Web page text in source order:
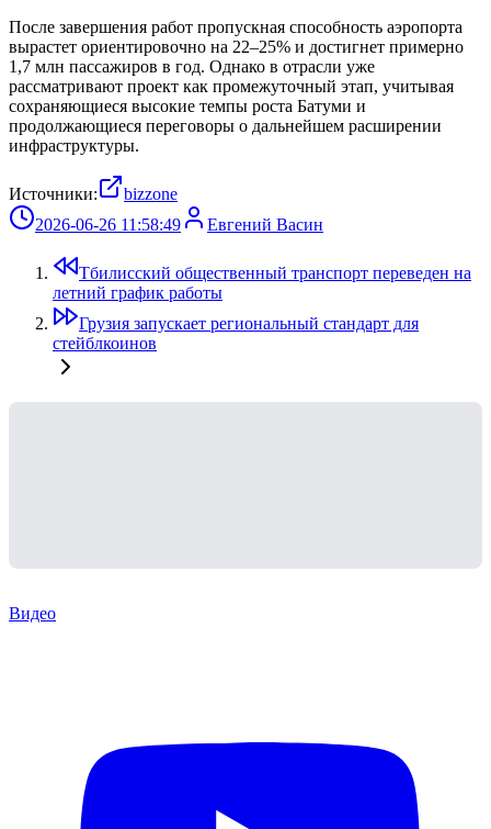
После завершения работ пропускная способность аэропорта
вырастет ориентировочно на 22–25% и достигнет примерно
1,7 млн пассажиров в год. Однако в отрасли уже
рассматривают проект как промежуточный этап, учитывая
сохраняющиеся высокие темпы роста Батуми и
продолжающиеся переговоры о дальнейшем расширении
инфраструктуры.
Источники:
bizzone
2026-06-26 11:58:49
Евгений Васин
Тбилисский общественный транспорт переведен на
летний график работы
Грузия запускает региональный стандарт для
стейблкоинов
Видео